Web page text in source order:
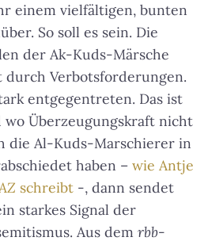
einem vielfältigen, bunten
So soll es sein. Die
der Ak-Kuds-Märsche
Verbotsforderungen.
entgegentreten. Das ist
wo Überzeugungskraft nicht
die Al-Kuds-Marschierer in
haben – wie Antje
schreibt -, dann sendet
starkes Signal der
Aus dem rbb-